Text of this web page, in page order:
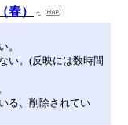
春）
。
い。(反映には数時間
る、削除されてい